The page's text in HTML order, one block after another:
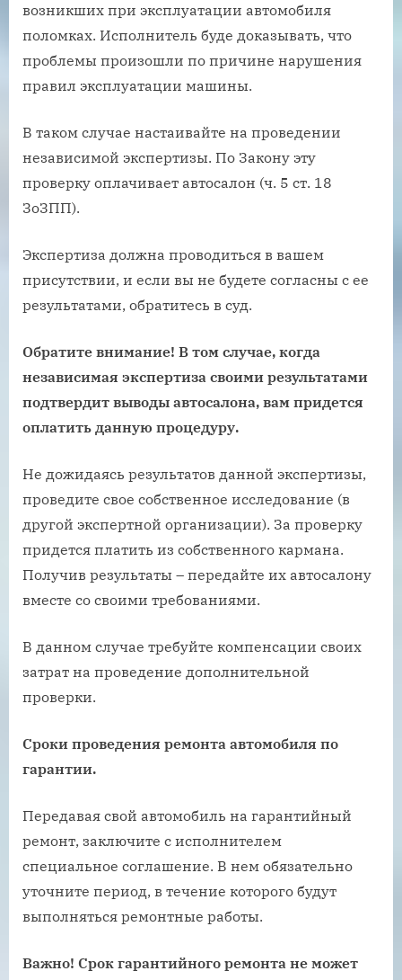
возникших при эксплуатации автомобиля
поломках. Исполнитель буде доказывать, что
проблемы произошли по причине нарушения
правил эксплуатации машины.
В таком случае настаивайте на проведении
независимой экспертизы. По Закону эту
проверку оплачивает автосалон (ч. 5 ст. 18
ЗоЗПП).
Экспертиза должна проводиться в вашем
присутствии, и если вы не будете согласны с ее
результатами, обратитесь в суд.
Обратите внимание! В том случае, когда
независимая экспертиза своими результатами
подтвердит выводы автосалона, вам придется
оплатить данную процедуру.
Не дожидаясь результатов данной экспертизы,
проведите свое собственное исследование (в
другой экспертной организации). За проверку
придется платить из собственного кармана.
Получив результаты – передайте их автосалону
вместе со своими требованиями.
В данном случае требуйте компенсации своих
затрат на проведение дополнительной
проверки.
Сроки проведения ремонта автомобиля по
гарантии.
Передавая свой автомобиль на гарантийный
ремонт, заключите с исполнителем
специальное соглашение. В нем обязательно
уточните период, в течение которого будут
выполняться ремонтные работы.
Важно! Срок гарантийного ремонта не может